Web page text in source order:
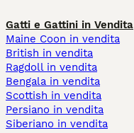
Gatti e Gattini in Vendita
Maine Coon in vendita
British in vendita
Ragdoll in vendita
Bengala in vendita
Scottish in vendita
Persiano in vendita
Siberiano in vendita